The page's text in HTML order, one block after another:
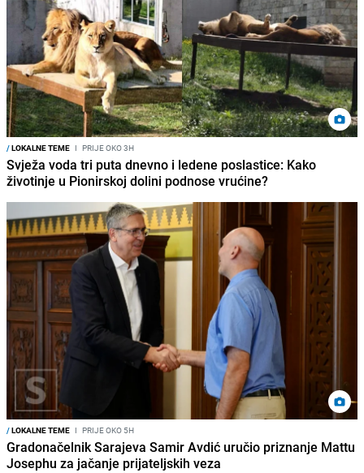
/LOKALNE TEME I PRIJE OKO 3H
Svježa voda tri puta dnevno i ledene poslastice: Kako
životinje u Pionirskoj dolini podnose vrućine?
/LOKALNE TEME I PRIJE OKO 5H
Gradonačelnik Sarajeva Samir Avdić uručio priznanje Mattu
Josephu za jačanje prijateljskih veza